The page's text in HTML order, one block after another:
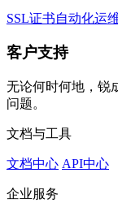
SSL证书自动化运
客户支持
无论何时何地，锐
问题。
文档与工具
文档中心 API中心
企业服务